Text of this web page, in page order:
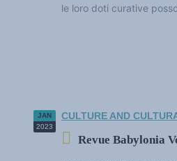
le loro doti curative
JAN
2023
CULTURE AND
Revue Babylonia